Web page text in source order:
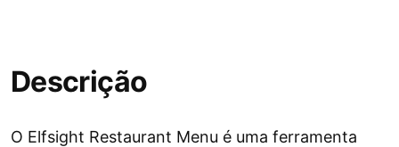
Descrição
O Elfsight Restaurant Menu é uma ferramenta